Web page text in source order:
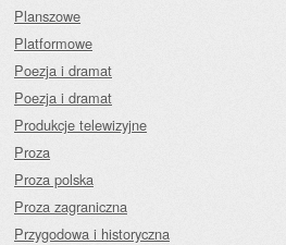
Planszowe
Platformowe
Poezja i dramat
Poezja i dramat
Produkcje telewizyjne
Proza
Proza polska
Proza zagraniczna
Przygodowa i historyczna